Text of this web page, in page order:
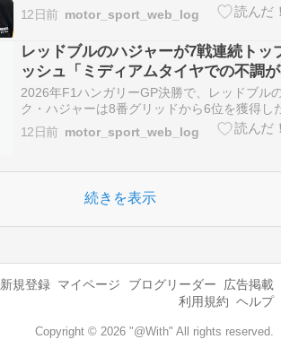
西ドイツ・ノルトライン＝ヴェストファーレ
ェ郡エメリッヒ・アム・ライン出身のレーシ
ー。ニコ・ヒュルケンバーグ…
12日前 motor_sport_web_log
レッドブルのハジャーが7戦連続トッ
ッシュ「ミディアムタイヤでの不調
もっと上に行けた」
2026年F1ハンガリーGP決勝で、レッドブル
ク・ハジャーは8番グリッドから6位を獲得し
から7戦連続の入賞で、すべて6位以上でフィ
いる。 スタートでジョージ・ラッセル（メル
より…
12日前 motor_sport_web_log
続きを表示
新規登録 マイページ ブログリーダー
広告掲載
利用規約 ヘルプ
Copyright © 2026 "@With" All rights reserved.